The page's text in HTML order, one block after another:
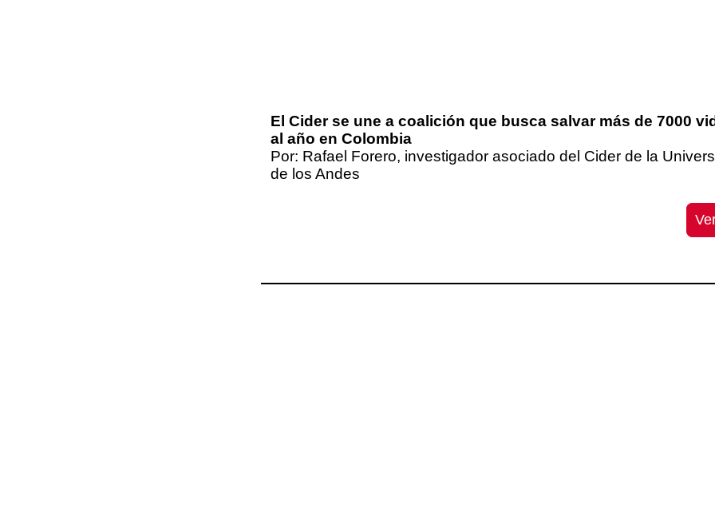
El Cider se une a coalición que busca salvar más de 7000
al año en Colombia
Por: Rafael Forero, investigador asociado del Cider de la
de los Andes